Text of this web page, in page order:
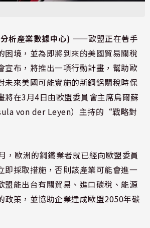
析產業數據中心) ——歐盟正在著手
困境，並為即將到來的美國貿易關稅
宣布，將推出一項行動計畫，幫助歐
未來美國可能實施的新鋼鋁關稅時保
將在3月4日由歐盟委員會主席烏爾蘇
von der Leyen）主持的“戰略對
，歐洲的鋼鐵業者就已經向歐盟委員
即採取措施，否則該產業可能會進一
盟能出台有關貿易、進口碳稅、能源
政策，並協助企業達成歐盟2050年碳